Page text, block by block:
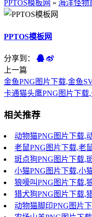
PPTOS模板网 » 海洋怪物
PPTOS模板网
分享到：
上一篇
金鱼PNG图片下载,金鱼
卡通猫头鹰PNG图片下载
相关推荐
动物猫PNG图片下载,
老鼠PNG图片下载,老
斑点狗PNG图片下载,
小猫PNG图片下载,小
狼嚎叫PNG图片下载,
猎犬狗PNG图片下载,
动物猫脚印PNG图片